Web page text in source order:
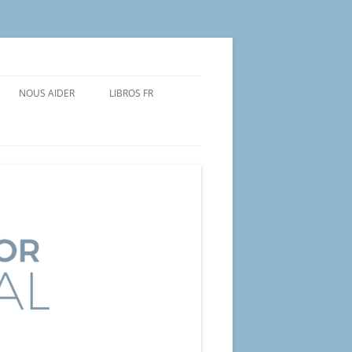
NOUS AIDER LIBROS FR